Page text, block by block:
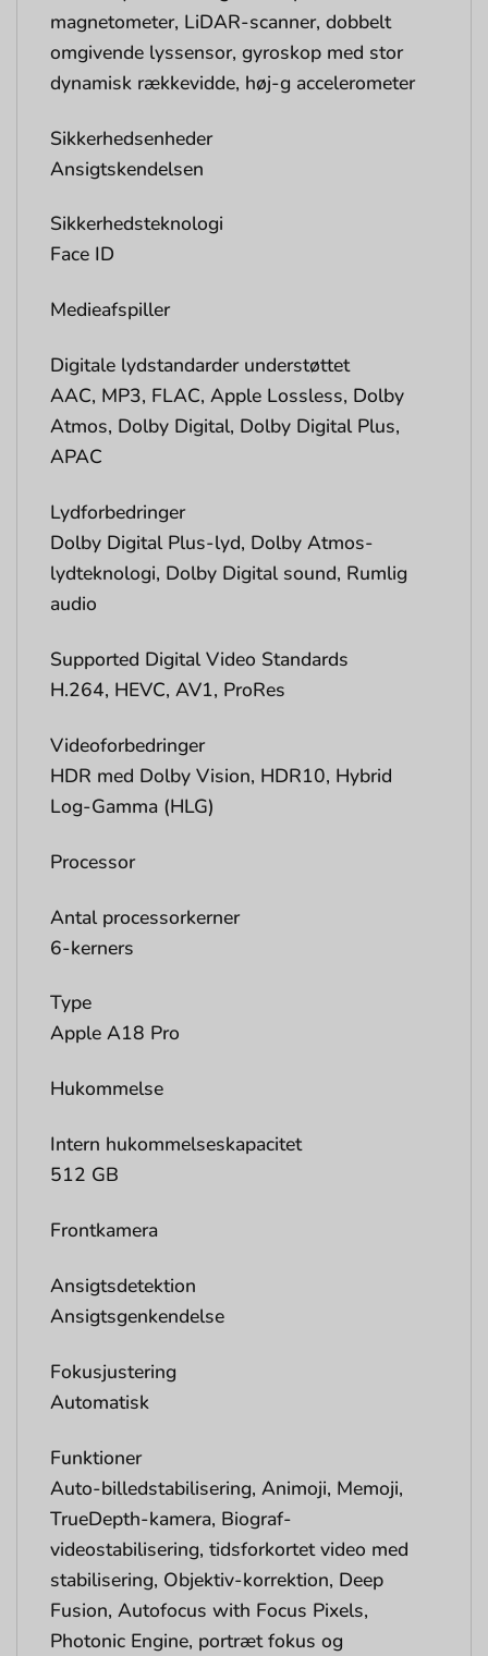
magnetometer, LiDAR-scanner, dobbelt
omgivende lyssensor, gyroskop med stor
dynamisk rækkevidde, høj-g accelerometer
Sikkerhedsenheder
Ansigtskendelsen
Sikkerhedsteknologi
Face ID
Medieafspiller
Digitale lydstandarder understøttet
AAC, MP3, FLAC, Apple Lossless, Dolby
Atmos, Dolby Digital, Dolby Digital Plus,
APAC
Lydforbedringer
Dolby Digital Plus-lyd, Dolby Atmos-
lydteknologi, Dolby Digital sound, Rumlig
audio
Supported Digital Video Standards
H.264, HEVC, AV1, ProRes
Videoforbedringer
HDR med Dolby Vision, HDR10, Hybrid
Log-Gamma (HLG)
Processor
Antal processorkerner
6-kerners
Type
Apple A18 Pro
Hukommelse
Intern hukommelseskapacitet
512 GB
Frontkamera
Ansigtsdetektion
Ansigtsgenkendelse
Fokusjustering
Automatisk
Funktioner
Auto-billedstabilisering, Animoji, Memoji,
TrueDepth-kamera, Biograf-
videostabilisering, tidsforkortet video med
stabilisering, Objektiv-korrektion, Deep
Fusion, Autofocus with Focus Pixels,
Photonic Engine, portræt fokus og